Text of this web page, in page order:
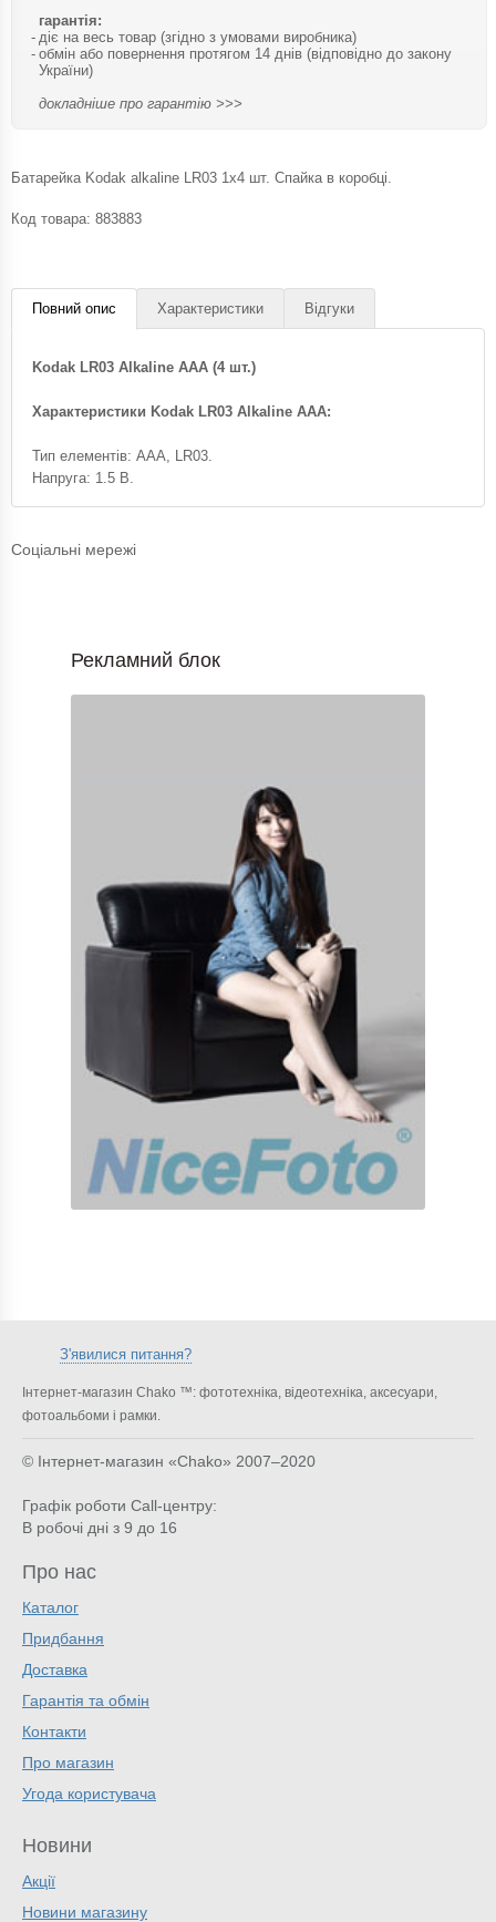
гарантія:
діє на весь товар (згідно з умовами виробника)
обмін або повернення протягом 14 днів (відповідно до закону
України)
докладніше про гарантію >>>
Батарейка Kodak alkaline LR03 1x4 шт. Спайка в коробці.
Код товара: 883883
Повний опис Характеристики Відгуки
Kodak LR03 Alkaline AAA (4 шт.)
Характеристики Kodak LR03 Alkaline AAA:
Тип елементів: AAA, LR03.
Напруга: 1.5 В.
Соціальні мережі
Рекламний блок
З'явилися питання?
Інтернет-магазин Chako ™: фототехніка, відеотехніка, аксесуари,
фотоальбоми і рамки.
© Інтернет-магазин «Chako» 2007–2020
Графік роботи Call-центру:
В робочі дні з 9 до 16
Про нас
Каталог
Придбання
Доставка
Гарантія та обмін
Контакти
Про магазин
Угода користувача
Новини
Акції
Новини магазину